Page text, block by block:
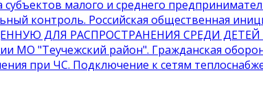
малого и среднего
контроль. Российская общественная
ДЛЯ РАСПРОСТРАНЕНИЯ СРЕДИ
МО "Теучежский район". Гражданская
при ЧС. Подключение к сетям